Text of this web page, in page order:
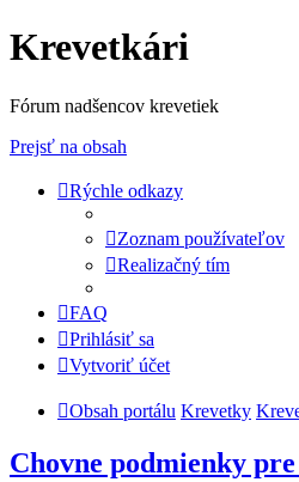
Krevetkári
Fórum nadšencov krevetiek
Prejsť na obsah
Rýchle odkazy
Zoznam používateľov
Realizačný tím
FAQ
Prihlásiť sa
Vytvoriť účet
Obsah portálu Krevetky
Chovne podmienky